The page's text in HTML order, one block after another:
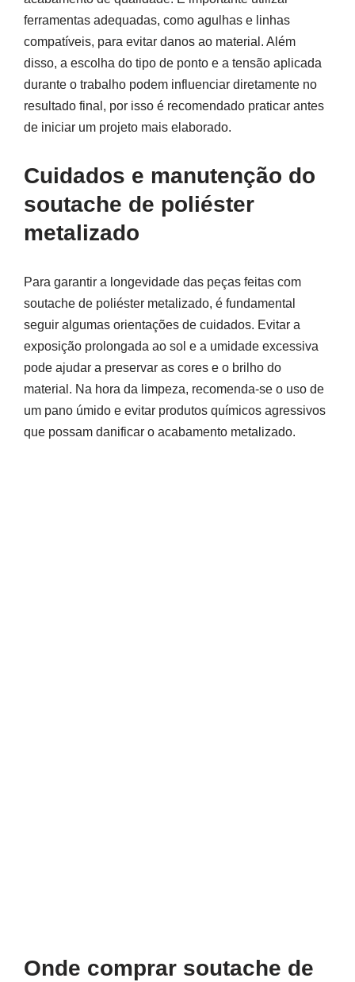
ferramentas adequadas, como agulhas e linhas
compatíveis, para evitar danos ao material. Além
disso, a escolha do tipo de ponto e a tensão aplicada
durante o trabalho podem influenciar diretamente no
resultado final, por isso é recomendado praticar antes
de iniciar um projeto mais elaborado.
Cuidados e manutenção do
soutache de poliéster
metalizado
Para garantir a longevidade das peças feitas com
soutache de poliéster metalizado, é fundamental
seguir algumas orientações de cuidados. Evitar a
exposição prolongada ao sol e a umidade excessiva
pode ajudar a preservar as cores e o brilho do
material. Na hora da limpeza, recomenda-se o uso de
um pano úmido e evitar produtos químicos agressivos
que possam danificar o acabamento metalizado.
Onde comprar soutache de